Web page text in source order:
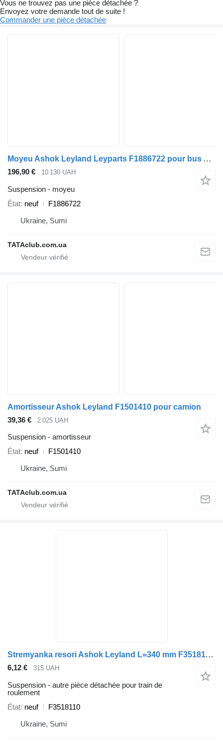
Vous ne trouvez pas une pièce détachée ?
Envoyez votre demande tout de suite !
Commander une pièce détachée
Moyeu Ashok Leyland Leyparts F1886722 pour bus Ashok Leyland
196,90 € 10 130 UAH
Suspension - moyeu
État neuf
F1886722
Ukraine, Sumi
TATAclub.com.ua
Amortisseur Ashok Leyland F1501410 pour camion
39,36 €
2 025 UAH
Suspension - amortisseur
État neuf
F1501410
Ukraine, Sumi
TATAclub.com.ua
Stremyanka resori Ashok Leyland L=340 mm F3518110 pour camion
6,12 € 315 UAH
Suspension - autre pièce détachée pour train de
roulement
État neuf
F3518110
Ukraine, Sumi